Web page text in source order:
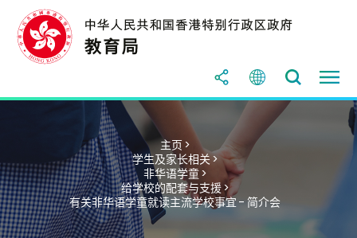
主页 >
学生及家长相关 >
非华语学童 >
给学校的配套与支援 >
有关非华语学童就读主流学校事宜 - 简介会